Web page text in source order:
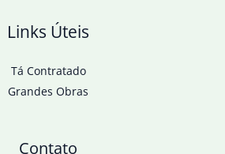
Links Úteis
Tá Contratado
Grandes Obras
Contato